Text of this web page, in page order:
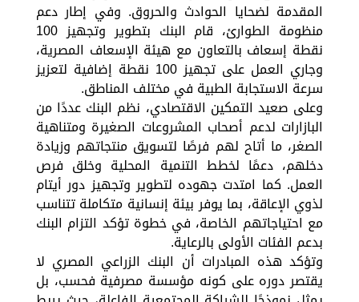
المقدمة لضحايا الحوادث والحروق. وفي إطار دعم
منظومة الطوارئ، قام البنك بتطوير وتجهيز 100
نقطة إسعاف بالتعاون مع هيئة الإسعاف المصرية،
وجاري العمل على تجهيز 100 نقطة إضافية لتعزيز
سرعة الاستجابة الطبية في مختلف المناطق.
وعلى صعيد التمكين الاقتصادي، نظم البنك عددًا من
البازارات لدعم أصحاب المشروعات الصغيرة ومتناهية
الصغر، ما أتاح لهم فرصًا لتسويق منتجاتهم وزيادة
دخلهم، دعمًا لخطط التنمية المحلية وخلق فرص
العمل. كما امتدت جهوده لتطوير وتجهيز دور أيتام
لذوي الإعاقة، بما يوفر بيئة إنسانية متكاملة تتناسب
مع احتياجاتهم الخاصة، في خطوة تؤكد التزام البنك
بدعم الفئات الأولى بالرعاية.
وتؤكد هذه المبادرات أن البنك الزراعي المصري لا
يقتصر دوره على كونه مؤسسة مصرفية فحسب، بل